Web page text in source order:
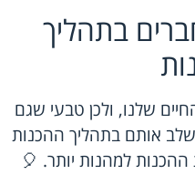
בתהליך
שלנו, ולכן טבעי שגם
אותם בתהליך ההכנות
ההכנות למהנות יותר. 🎈